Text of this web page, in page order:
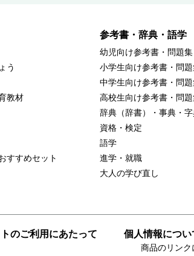
う
教材
すすめセット
参考書・辞典・語学
幼児向け参考書・問題集
小学生向け参考書・問
中学生向け参考書・問
高校生向け参考書・問
辞典（辞書）・事典・
資格・検定
語学
進学・就職
大人の学び直し
のご利用にあたって 個人情報につい
商品のリンク